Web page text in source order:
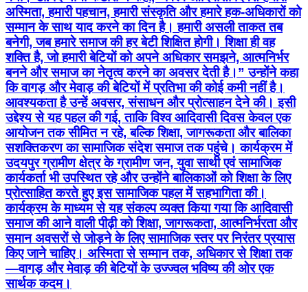
अस्मिता, हमारी पहचान, हमारी संस्कृति और हमारे हक-अधिकारों को
सम्मान के साथ याद करने का दिन है। हमारी असली ताकत तब
बनेगी, जब हमारे समाज की हर बेटी शिक्षित होगी। शिक्षा ही वह
शक्ति है, जो हमारी बेटियों को अपने अधिकार समझने, आत्मनिर्भर
बनने और समाज का नेतृत्व करने का अवसर देती है।” उन्होंने कहा
कि वागड़ और मेवाड़ की बेटियों में प्रतिभा की कोई कमी नहीं है।
आवश्यकता है उन्हें अवसर, संसाधन और प्रोत्साहन देने की। इसी
उद्देश्य से यह पहल की गई, ताकि विश्व आदिवासी दिवस केवल एक
आयोजन तक सीमित न रहे, बल्कि शिक्षा, जागरूकता और बालिका
सशक्तिकरण का सामाजिक संदेश समाज तक पहुंचे। कार्यक्रम में
उदयपुर ग्रामीण क्षेत्र के ग्रामीण जन, युवा साथी एवं सामाजिक
कार्यकर्ता भी उपस्थित रहे और उन्होंने बालिकाओं को शिक्षा के लिए
प्रोत्साहित करते हुए इस सामाजिक पहल में सहभागिता की।
कार्यक्रम के माध्यम से यह संकल्प व्यक्त किया गया कि आदिवासी
समाज की आने वाली पीढ़ी को शिक्षा, जागरूकता, आत्मनिर्भरता और
समान अवसरों से जोड़ने के लिए सामाजिक स्तर पर निरंतर प्रयास
किए जाने चाहिए। अस्मिता से सम्मान तक, अधिकार से शिक्षा तक
—वागड़ और मेवाड़ की बेटियों के उज्ज्वल भविष्य की ओर एक
सार्थक कदम।